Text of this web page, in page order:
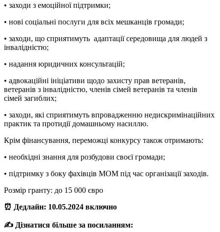
• заходи з емоційної підтримки;
• нові соціальні послуги для всіх мешканців громади;
• заходи, що сприятимуть адаптації середовища для людей з
інвалідністю;
• надання юридичних консультацій;
• адвокаційні ініціативи щодо захисту прав ветеранів,
ветеранів з інвалідністю, членів сімей ветеранів та членів
сімей загиблих;
• заходи, які сприятимуть впровадженню недискримінаційних
практик та протидії домашньому насиллю.
Крім фінансування, переможці конкурсу також отримають:
• необхідні знання для розбудови своєї громади;
• підтримку з боку фахівців МОМ під час організації заходів.
Розмір гранту: до 15 000 євро
⏰ Дедлайн: 10.05.2024 включно
✍️ Дізнатися більше за посиланням: